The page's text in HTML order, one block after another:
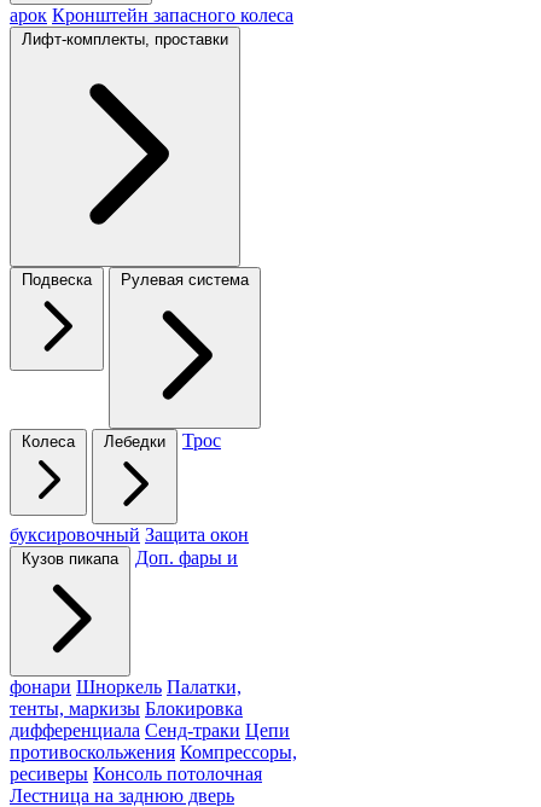
арок Кронштейн запасного колеса
Лифт-комплекты, проставки
Подвеска Рулевая система
Колеса Лебедки Трос
буксировочный Защита окон
Кузов пикапа Доп. фары и
фонари Шноркель Палатки,
тенты, маркизы Блокировка
дифференциала Сенд-траки Цепи
противоскольжения Компрессоры,
ресиверы Консоль потолочная
Лестница на заднюю дверь